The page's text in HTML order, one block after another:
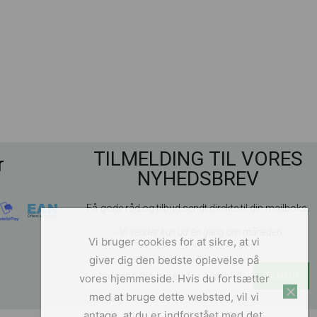
TILMELDING TIL VORES
NYHEDSBREV
Få gode råd og tilbud sendt direkte til din mailboks.
Vi bruger cookies for at sikre, at vi
giver dig den bedste oplevelse på
vores hjemmeside. Hvis du fortsætter
med at bruge dette websted, vil vi